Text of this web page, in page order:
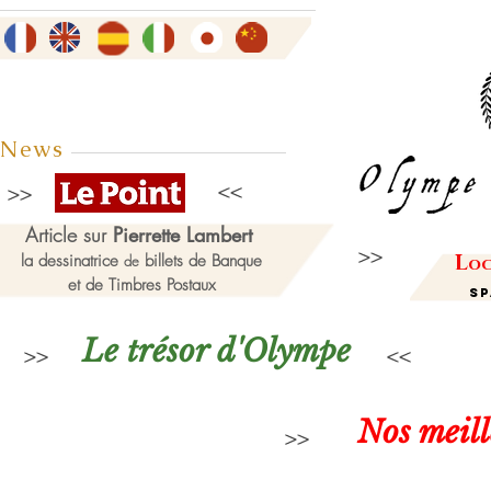
News
Article sur Pierrette Lambert
la dessinatricede billets de Banque
et de Timbres Postaux
L
Le trésor d'Olympe
Nos